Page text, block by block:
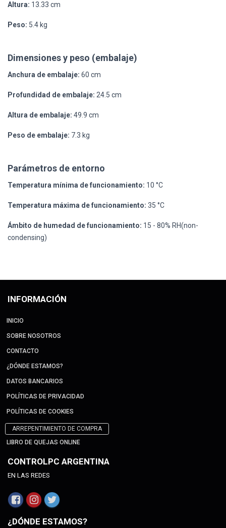
Altura: 13.33 cm
Peso: 5.4 kg
Dimensiones y peso (embalaje)
Anchura de embalaje: 60 cm
Profundidad de embalaje: 24.5 cm
Altura de embalaje: 49.9 cm
Peso de embalaje: 7.3 kg
Parámetros de entorno
Temperatura mínima de funcionamiento: 10 °C
Temperatura máxima de funcionamiento: 35 °C
Ámbito de humedad de funcionamiento: 15 - 80% RH(non-
condensing)
INFORMACIÓN
INICIO
SOBRE NOSOTROS
CONTACTO
¿DÓNDE ESTAMOS?
DATOS BANCARIOS
POLÍTICAS DE PRIVACIDAD
POLÍTICAS DE COOKIES
ARREPENTIMIENTO DE COMPRA
LIBRO DE QUEJAS ONLINE
CONTROLPC ARGENTINA
EN LAS REDES
¿DÓNDE ESTAMOS?